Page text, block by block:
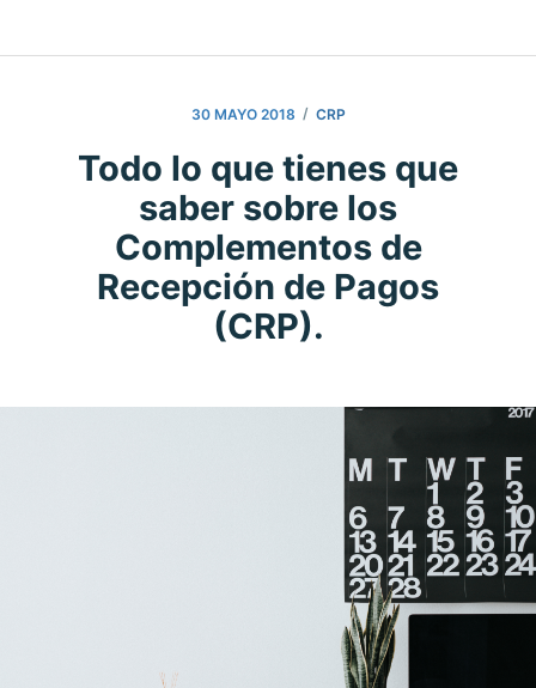
30 MAYO 2018 / CRP
Todo lo que tienes que
saber sobre los
Complementos de
Recepción de Pagos
(CRP).